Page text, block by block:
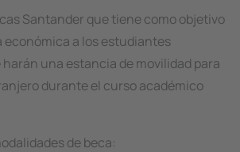
Santander que tiene como objetivo
económica a los estudiantes
una estancia de movilidad para
durante el curso académico
de beca: